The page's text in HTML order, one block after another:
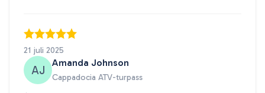
21 juli 2025
AJ
Amanda Johnson
Cappadocia ATV-turpass